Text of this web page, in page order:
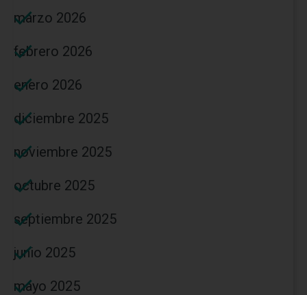
marzo 2026
febrero 2026
enero 2026
diciembre 2025
noviembre 2025
octubre 2025
septiembre 2025
junio 2025
mayo 2025